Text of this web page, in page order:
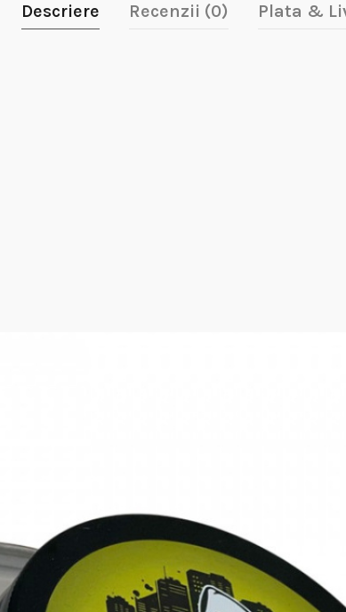
Descriere Recenzii (0) Plata &